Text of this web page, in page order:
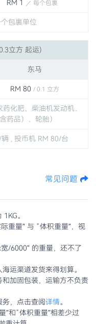
RM 1 ／ 每个包裹
包裹单位
立方 起运)
东马
RM 80 / 0.1 立方
化肥、柴油机发动机、
药品）、轮胎）
, 投币机 RM 80/台
常见问题
。
重量” 与 “体积重量”，视
/6000” 的重量，还不了
运渠道发货来得划算。
加固包装，运输方不负责
，点击查阅详情。
”和“体积重量”相差少过